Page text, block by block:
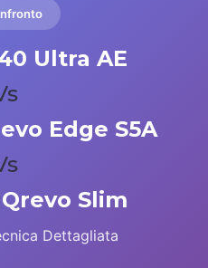
Ultra AE
Edge S5A
Slim
Dettagliata